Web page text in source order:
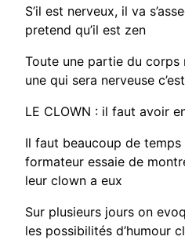
S’il est nerveux, il va
pretend qu’il est zen
Toute une partie du corps
une qui sera nerveuse
LE CLOWN : il faut avoir
Il faut beaucoup de
formateur essaie de
leur clown a eux
Sur plusieurs jours on
les possibilités d’humour